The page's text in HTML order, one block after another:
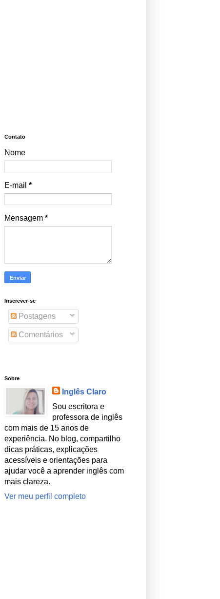
Contato
Nome
E-mail *
Mensagem *
Inscrever-se
Postagens
Comentários
Sobre
Inglês Claro
Sou escritora e
professora de inglês
com mais de 15 anos de
experiência. No blog, compartilho
dicas práticas, explicações
acessíveis e orientações para
ajudar você a aprender inglês com
mais clareza.
Ver meu perfil completo